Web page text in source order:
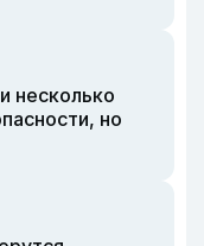
несколько
но